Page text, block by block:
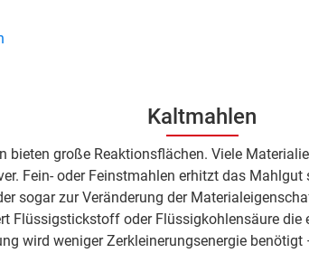
Kaltmahlen
bieten große Reaktionsflächen. Viele
Fein- oder Feinstmahlen erhitzt das Mahlgut
sogar zur Veränderung der
Flüssigstickstoff oder Flüssigkohlensäure die
wird weniger Zerkleinerungsenergie